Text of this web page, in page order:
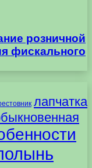
розничной
фискального
лапчатка